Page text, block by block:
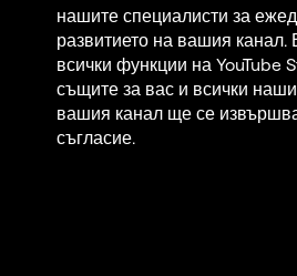
нашите специалисти за
развитието на вашия канал.
всички функции на YouTube
същите за вас и всички
вашия канал ще се
съгласие.